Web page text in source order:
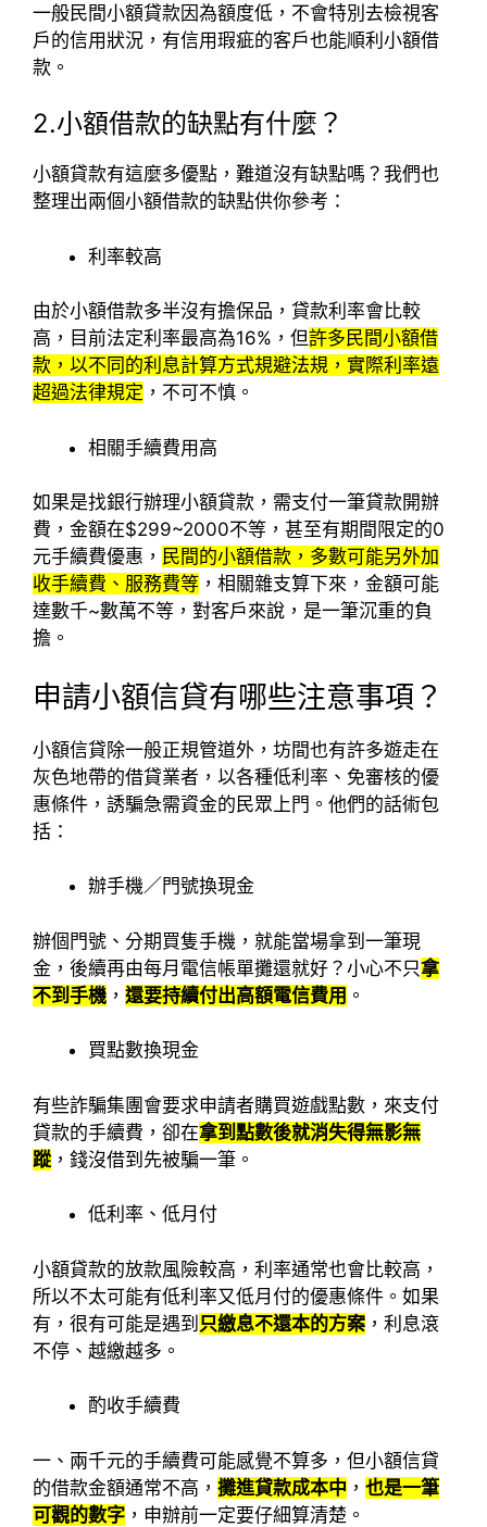
一般民間小額貸款因為額度低，不會特別去檢視客
戶的信用狀況，有信用瑕疵的客戶也能順利小額借
款。
2.小額借款的缺點有什麼？
小額貸款有這麼多優點，難道沒有缺點嗎？我們也
整理出兩個小額借款的缺點供你參考：
利率較高
由於小額借款多半沒有擔保品，貸款利率會比較
高，目前法定利率最高為16%，但許多民間小額借
款，以不同的利息計算方式規避法規，實際利率遠
超過法律規定 ，不可不慎。
相關手續費用高
如果是找銀行辦理小額貸款，需支付一筆貸款開辦
費，金額在$299~2000不等，甚至有期間限定的0
元手續費優惠， 民間的小額借款，多數可能另外加
收手續費、服務費等 ，相關雜支算下來，金額可能
達數千~數萬不等，對客戶來說，是一筆沉重的負
擔。
申請小額信貸有哪些注意事項？
小額信貸除一般正規管道外，坊間也有許多遊走在
灰色地帶的借貸業者，以各種低利率、免審核的優
惠條件，誘騙急需資金的民眾上門。他們的話術包
括：
辦手機／門號換現金
辦個門號、分期買隻手機，就能當場拿到一筆現
金，後續再由每月電信帳單攤還就好？小心不只拿
不到手機 ， 還要持續付出高額電信費用 。
買點數換現金
有些詐騙集團會要求申請者購買遊戲點數，來支付
貸款的手續費，卻在拿到點數後就消失得無影無
蹤 ，錢沒借到先被騙一筆。
低利率、低月付
小額貸款的放款風險較高，利率通常也會比較高，
所以不太可能有低利率又低月付的優惠條件。如果
有，很有可能是遇到 只繳息不還本的方案 ，利息滾
不停、越繳越多。
酌收手續費
一、兩千元的手續費可能感覺不算多，但小額信貸
的借款金額通常不高， 攤進貸款成本中 ， 也是一筆
可觀的數字 ，申辦前一定要仔細算清楚。